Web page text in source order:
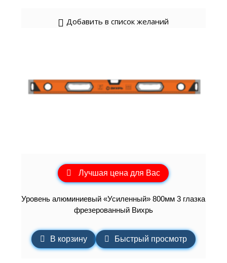
Добавить в список желаний
Лучшая цена для Вас
Уровень алюминиевый «Усиленный» 800мм 3 глазка
фрезерованный Вихрь
В корзину Быстрый просмотр